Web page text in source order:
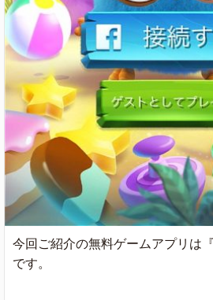
今回ご紹介の無料ゲームアプリは『
です。